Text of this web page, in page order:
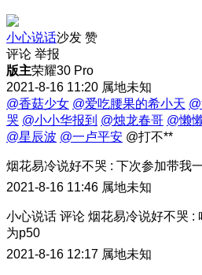
小心说话沙发 赞
评论 举报
版主荣耀30 Pro
2021-8-16 11:20 属地未知
@香菇少女 @爱吃腰果的希小天
哭 @小小华报到 @烛龙春哥 @懒
@星辰波 @一卢平安 @打不**
烟花易冷说好不哭 : 下次参加带我
2021-8-16 11:46 属地未知
小心说话 评论 烟花易冷说好不哭 :
为p50
2021-8-16 12:17 属地未知